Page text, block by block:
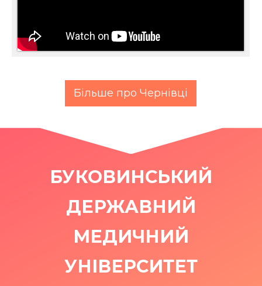
Більше про Чернівці
БУКОВИНСЬКИЙ
ДЕРЖАВНИЙ
МЕДИЧНИЙ
УНІВЕРСИТЕТ